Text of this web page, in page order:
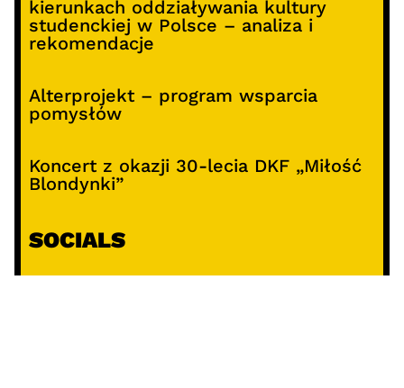
kierunkach oddziaływania kultury
studenckiej w Polsce – analiza i
rekomendacje
Alterprojekt – program wsparcia
pomysłów
Koncert z okazji 30-lecia DKF „Miłość
Blondynki”
SOCIALS